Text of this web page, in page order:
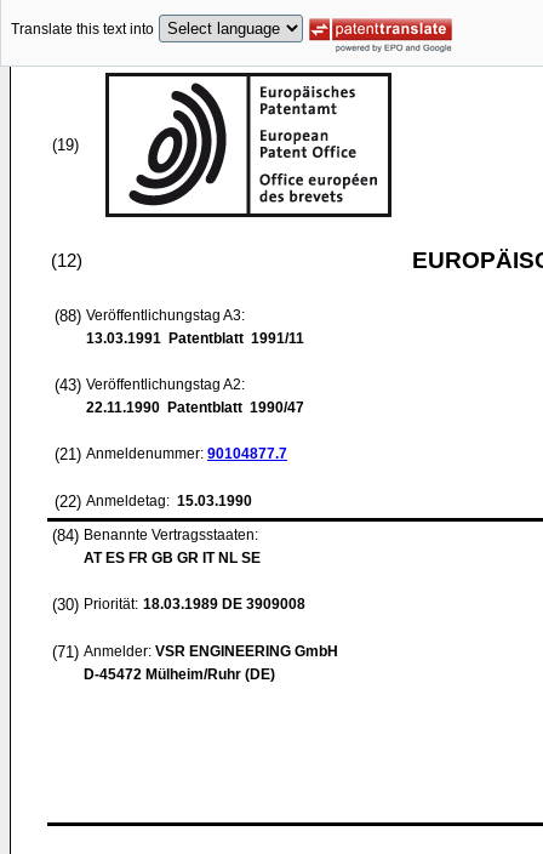
Translate this text into
(19)
(12)
(88) Veröffentlichungstag A3:
13.03.1991 Patentblatt 1991/11
(43) Veröffentlichungstag A2:
22.11.1990 Patentblatt 1990/47
(21) Anmeldenummer: 90104877.7
(22) Anmeldetag: 15.03.1990
(84) Benannte Vertragsstaaten:
AT ES FR GB GR IT NL SE
(30) Priorität: 18.03.1989 DE 3909008
(71) Anmelder: VSR ENGINEERING GmbH
D-45472 Mülheim/Ruhr (DE)